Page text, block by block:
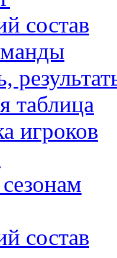
состав
таблица
игроков
состав